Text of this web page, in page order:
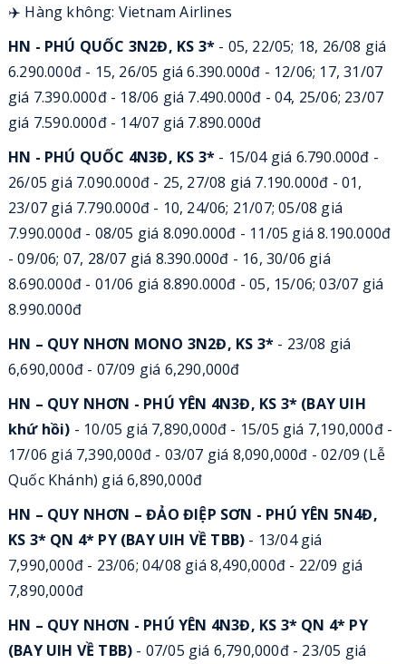
✈️ Hàng không: Vietnam Airlines
HN - PHÚ QUỐC 3N2Đ, KS 3*- 05, 22/05; 18, 26/08 giá
6.290.000đ - 15, 26/05 giá 6.390.000đ - 12/06; 17, 31/07
giá 7.390.000đ - 18/06 giá 7.490.000đ - 04, 25/06; 23/07
giá 7.590.000đ - 14/07 giá 7.890.000đ
HN - PHÚ QUỐC 4N3Đ, KS 3*- 15/04 giá 6.790.000đ -
26/05 giá 7.090.000đ - 25, 27/08 giá 7.190.000đ - 01,
23/07 giá 7.790.000đ - 10, 24/06; 21/07; 05/08 giá
7.990.000đ - 08/05 giá 8.090.000đ - 11/05 giá 8.190.000đ
- 09/06; 07, 28/07 giá 8.390.000đ - 16, 30/06 giá
8.690.000đ - 01/06 giá 8.890.000đ - 05, 15/06; 03/07 giá
8.990.000đ
HN – QUY NHƠN MONO 3N2Đ, KS 3*- 23/08 giá
6,690,000đ - 07/09 giá 6,290,000đ
HN – QUY NHƠN - PHÚ YÊN 4N3Đ, KS 3* (BAY UIH
khứ hồi) - 10/05 giá 7,890,000đ - 15/05 giá 7,190,000đ -
17/06 giá 7,390,000đ - 03/07 giá 8,090,000đ - 02/09 (Lễ
Quốc Khánh) giá 6,890,000đ
HN – QUY NHƠN – ĐẢO ĐIỆP SƠN - PHÚ YÊN 5N4Đ,
KS 3* QN 4* PY (BAY UIH VỀ TBB) - 13/04 giá
7,990,000đ - 23/06; 04/08 giá 8,490,000đ - 22/09 giá
7,890,000đ
HN – QUY NHƠN - PHÚ YÊN 4N3Đ, KS 3* QN 4* PY
(BAY UIH VỀ TBB) - 07/05 giá 6,790,000đ - 23/05 giá